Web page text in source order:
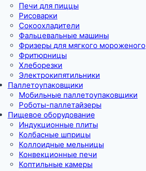
Печи для пиццы
Рисоварки
Сокоохладители
Фальцевальные машины
Фризеры для мягкого мороженого
Фритюрницы
Хлеборезки
Электрокипятильники
Паллетоупаковщики
Мобильные паллетоупаковщики
Роботы-паллетайзеры
Пищевое оборудование
Индукционные плиты
Колбасные шприцы
Коллоидные мельницы
Конвекционные печи
Коптильные камеры